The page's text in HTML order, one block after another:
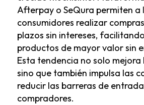
Afterpay o SeQura permiten a
consumidores realizar
plazos sin intereses,
productos de mayor valor sin
Esta tendencia no solo mejora
sino que también impulsa las
reducir las barreras de
compradores.